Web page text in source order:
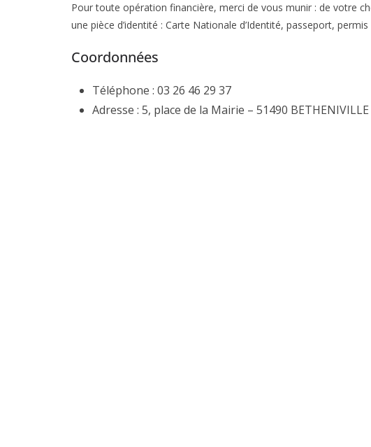
Pour toute opération financière, merci de vous munir : de votre
une pièce d’identité : Carte Nationale d’Identité, passeport,
Coordonnées
Téléphone : 03 26 46 29 37
Adresse : 5, place de la Mairie – 51490 BETHENIVILLE